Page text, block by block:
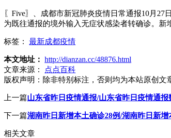
〖Five〗、成都市新冠肺炎疫情日常通报10月
为既往通报的境外输入无症状感染者转确诊。新
标签： 最新成都疫情
本文地址： http://dianzan.cc/48876.html
文章来源：
点点百科
版权声明： 除非特别标注，否则均为本站原创文
上一篇山东省昨日疫情通报/山东省昨日疫情通报
下一篇湖南昨日新增本土确诊28例/湖南昨日新增
相关文章